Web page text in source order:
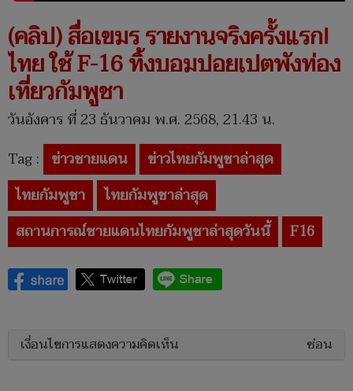
(คลิป) สื่อเขมร รายงานจริงครั้งแรก!
ไทย ใช้ F-16 ทิ้งบอมปอยเปตพังท่อง
เที่ยวกัมพูชา
วันอังคาร ที่ 23 ธันวาคม พ.ศ. 2568, 21.43 น.
Tag : ข่าวชายแดน
ข่าวไทยกัมพูชาล่าสุด
ไทยกัมพูชา
ไทยกัมพูชาล่าสุด
สถานการณ์ชายแดนไทยกัมพูชาล่าสุดวันนี้
F16
เงื่อนไขการแสดงความคิดเห็น ซ่อน